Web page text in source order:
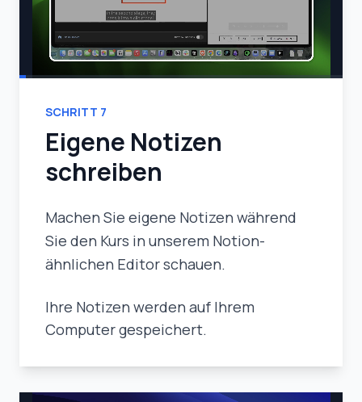
SCHRITT 7
Eigene Notizen
schreiben
Machen Sie eigene Notizen während
Sie den Kurs in unserem Notion-
ähnlichen Editor schauen.
Ihre Notizen werden auf Ihrem
Computer gespeichert.